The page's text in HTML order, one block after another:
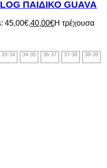
ΠΑΙΔΙΚΟ GUAVA
45,00€.40,00€Η τρέχουσα
33-34 34-35 36-37 37-38 38-39